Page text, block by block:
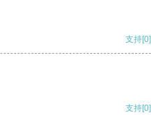
支持[0]
支持[0]